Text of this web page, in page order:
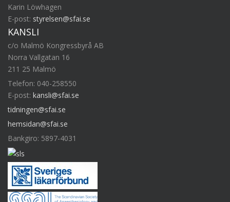
Karin Löwhagen
E-post: styrelsen@sfai.se
KANSLI
c/o Malmö Kongressbyrå AB
Norra Vallgatan 16
211 25 Malmö
Telefon: 040-258550
E-post: kansli@sfai.se
tidningen@sfai.se
hemsidan@sfai.se
Bankgiro: 5897-4031